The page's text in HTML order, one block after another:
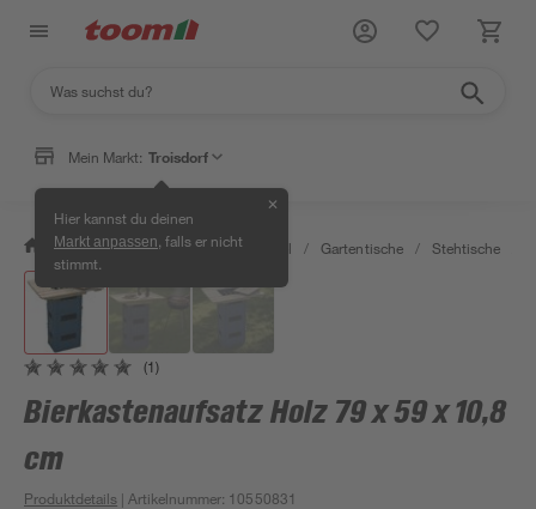
Mein Markt: Troisdorf
Hier kannst du deinen
Markt anpassen , falls er nicht
stimmt.
✕
/ Garten & Freizeit / Gartenmöbel / Gartentische / Stehtische
(1)
Bierkastenaufsatz Holz 79 x 59 x 10,8
cm
Produktdetails | Artikelnummer: 10550831